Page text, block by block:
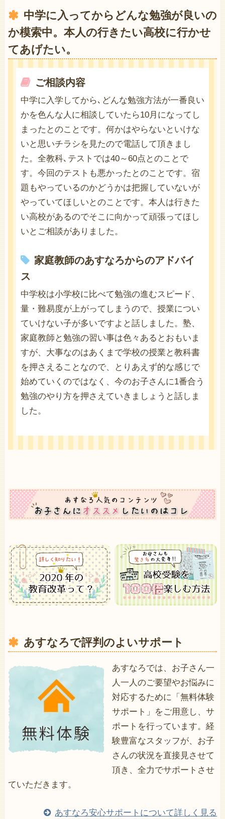
中学に入ってからどんな勉強が良いの
か模索中。本人の行きたい高校に行かせ
てあげたい。
ご相談内容
中学に入学してから､どんな勉強方法が一番良い
かを色んな人に相談していたら10月になってし
まったとのことです。何かはやらないといけな
いと思いチラシを見たので電話して頂きまし
た。全教科､テストでは40～60点とのことで
す。今回のテストも悪かったとのことです。宿
題もやっているのかどうかは把握していないが
やっていてほしいとのことです。本人は行きた
い高校があるのでそこに向かって頑張ってほし
いとご相談がありました。
家庭教師のあすなろからのアドバイ
ス
中学校は小学校に比べて勉強の進むスピード、
量・難易度が上がってしまうので、授業につい
ていけない子が多いですよと話しました。塾、
家庭教師と勉強の習い事は色々あるとおもいま
すが、大事なのはあくまで学校の授業と教科書
を押さえることなので、とりあえず的な感じで
始めていくのではなく、今のお子さんに1番合う
勉強のやり方を押さえていきましょうと話しま
した。
あすなろで評判のよいサポート
あすなろでは、お子さん一
人一人のご要望やお悩みに
対応するために「無料体験
サポート」をご用意し、サ
ポートを行っています。経
験豊富なスタッフが、お子
さんの状況を直接見させて
頂き、全力でサポートさせ
ていただきます。
あすなろ安心サポートについて詳しく見る